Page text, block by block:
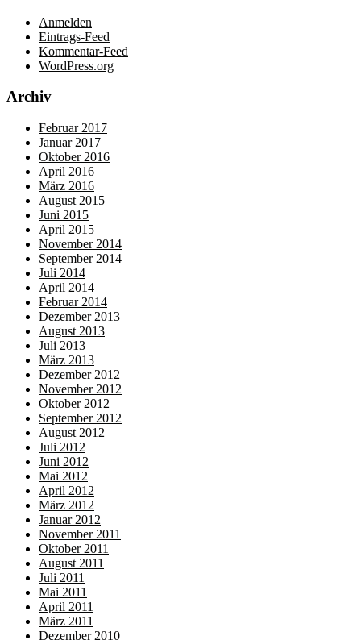
Anmelden
Eintrags-Feed
Kommentar-Feed
WordPress.org
Archiv
Februar 2017
Januar 2017
Oktober 2016
April 2016
März 2016
August 2015
Juni 2015
April 2015
November 2014
September 2014
Juli 2014
April 2014
Februar 2014
Dezember 2013
August 2013
Juli 2013
März 2013
Dezember 2012
November 2012
Oktober 2012
September 2012
August 2012
Juli 2012
Juni 2012
Mai 2012
April 2012
März 2012
Januar 2012
November 2011
Oktober 2011
August 2011
Juli 2011
Mai 2011
April 2011
März 2011
Dezember 2010